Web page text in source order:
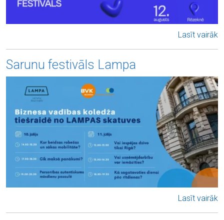
Lasīt vairāk
Sarunu festivāls Lampa
Lasīt vairāk